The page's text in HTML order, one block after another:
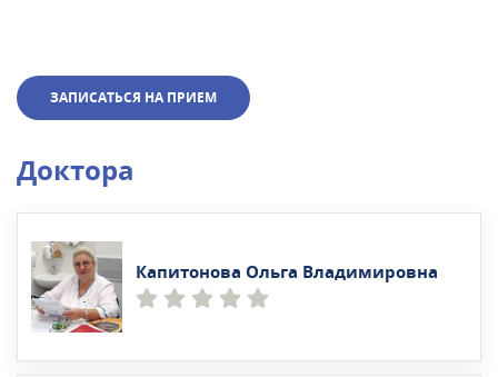
ЗАПИСАТЬСЯ НА ПРИЕМ
Доктора
Капитонова Ольга Владимировна